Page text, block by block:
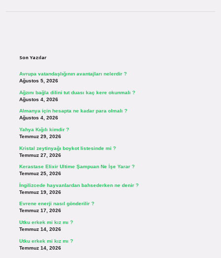
Son Yazılar
Avrupa vatandaşlığının avantajları nelerdir ?
Ağustos 5, 2026
Ağzını bağla dilini tut duası kaç kere okunmalı ?
Ağustos 4, 2026
Almanya için hesapta ne kadar para olmalı ?
Ağustos 4, 2026
Yahya Kığılı kimdir ?
Temmuz 29, 2026
Kristal zeytinyağı boykot listesinde mi ?
Temmuz 27, 2026
Kerastase Elixir Ultime Şampuan Ne İşe Yarar ?
Temmuz 25, 2026
İngilizcede hayvanlardan bahsederken ne denir ?
Temmuz 19, 2026
Evrene enerji nasıl gönderilir ?
Temmuz 17, 2026
Utku erkek mi kız mı ?
Temmuz 14, 2026
Utku erkek mi kız mı ?
Temmuz 14, 2026